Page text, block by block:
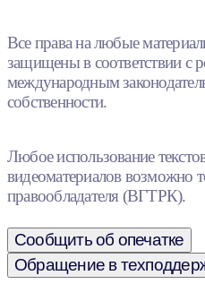
Все права на любые
защищены в соответствии с
международным
собственности.
Любое использование
видеоматериалов возможно
правообладателя (ВГТРК).
Сообщить об опечатке
Обращение в